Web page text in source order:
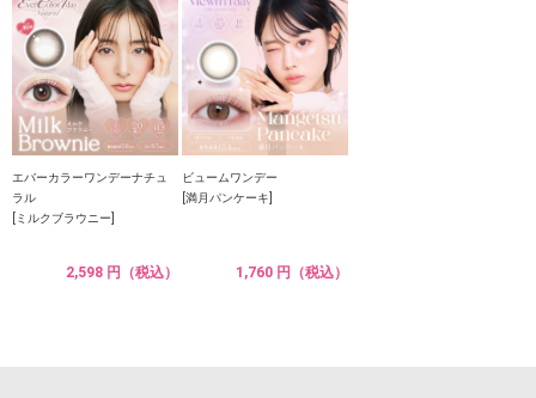
エバーカラーワンデーナチュ
ラル
[ミルクブラウニー]
2,598 円（税込）
ビュームワンデー
[満月パンケーキ]
1,760 円（税込）